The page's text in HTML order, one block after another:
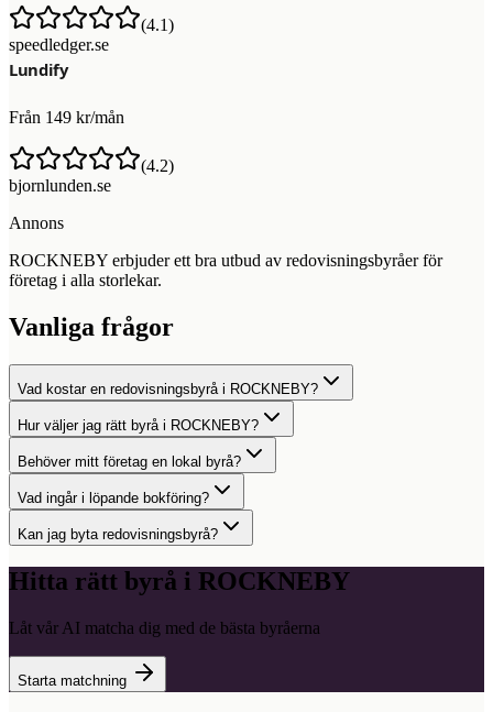
(4.1)
speedledger.se
Från 149 kr/mån
(4.2)
bjornlunden.se
Annons
ROCKNEBY erbjuder ett bra utbud av redovisningsbyråer för
företag i alla storlekar.
Vanliga frågor
Vad kostar en redovisningsbyrå i ROCKNEBY?
Hur väljer jag rätt byrå i ROCKNEBY?
Behöver mitt företag en lokal byrå?
Vad ingår i löpande bokföring?
Kan jag byta redovisningsbyrå?
Hitta rätt byrå i ROCKNEBY
Låt vår AI matcha dig med de bästa byråerna
Starta matchning